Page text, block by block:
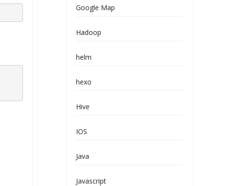
Google Map
Hadoop
helm
hexo
Hive
IOS
Java
Javascript